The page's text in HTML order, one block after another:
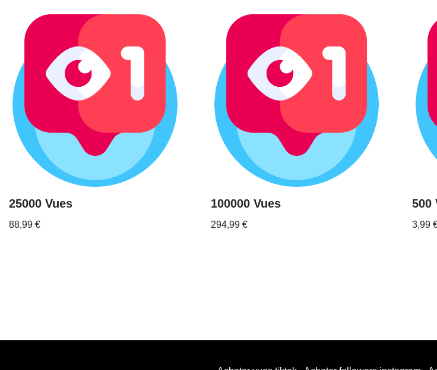
25000 Vues
88,99 €
100000 Vues
294,99 €
500
3,99